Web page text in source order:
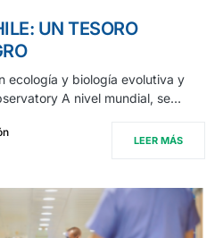
UN TESORO
ecología y biología evolutiva y
A nivel mundial, se…
LEER MÁS